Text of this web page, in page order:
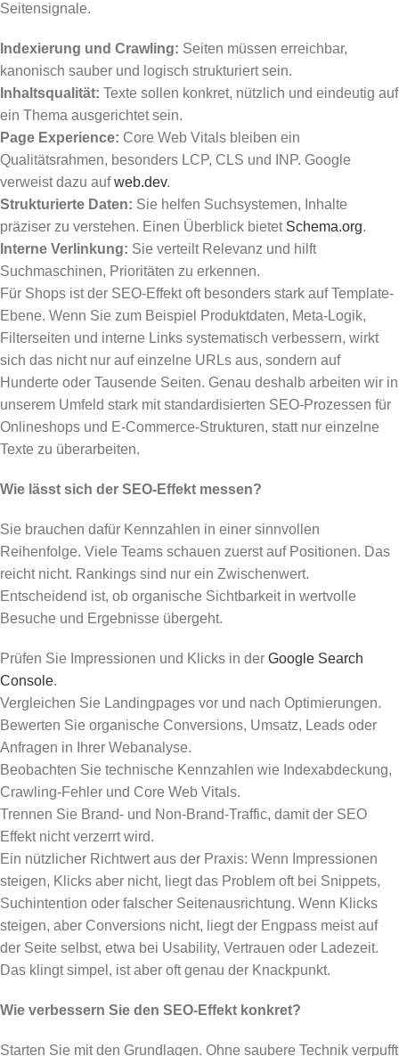
Seitensignale.
Indexierung und Crawling: Seiten müssen erreichbar,
kanonisch sauber und logisch strukturiert sein.
Inhaltsqualität: Texte sollen konkret, nützlich und eindeutig auf
ein Thema ausgerichtet sein.
Page Experience: Core Web Vitals bleiben ein
Qualitätsrahmen, besonders LCP, CLS und INP. Google
verweist dazu aufweb.dev.
Strukturierte Daten: Sie helfen Suchsystemen, Inhalte
präziser zu verstehen. Einen Überblick bietet Schema.org.
Interne Verlinkung: Sie verteilt Relevanz und hilft
Suchmaschinen, Prioritäten zu erkennen.
Für Shops ist der SEO-Effekt oft besonders stark auf Template-
Ebene. Wenn Sie zum Beispiel Produktdaten, Meta-Logik,
Filterseiten und interne Links systematisch verbessern, wirkt
sich das nicht nur auf einzelne URLs aus, sondern auf
Hunderte oder Tausende Seiten. Genau deshalb arbeiten wir in
unserem Umfeld stark mit standardisierten SEO-Prozessen für
Onlineshops und E-Commerce-Strukturen, statt nur einzelne
Texte zu überarbeiten.
Wie lässt sich der SEO-Effekt messen?
Sie brauchen dafür Kennzahlen in einer sinnvollen
Reihenfolge. Viele Teams schauen zuerst auf Positionen. Das
reicht nicht. Rankings sind nur ein Zwischenwert.
Entscheidend ist, ob organische Sichtbarkeit in wertvolle
Besuche und Ergebnisse übergeht.
Prüfen Sie Impressionen und Klicks in der Google Search
Console.
Vergleichen Sie Landingpages vor und nach Optimierungen.
Bewerten Sie organische Conversions, Umsatz, Leads oder
Anfragen in Ihrer Webanalyse.
Beobachten Sie technische Kennzahlen wie Indexabdeckung,
Crawling-Fehler und Core Web Vitals.
Trennen Sie Brand- und Non-Brand-Traffic, damit der SEO
Effekt nicht verzerrt wird.
Ein nützlicher Richtwert aus der Praxis: Wenn Impressionen
steigen, Klicks aber nicht, liegt das Problem oft bei Snippets,
Suchintention oder falscher Seitenausrichtung. Wenn Klicks
steigen, aber Conversions nicht, liegt der Engpass meist auf
der Seite selbst, etwa bei Usability, Vertrauen oder Ladezeit.
Das klingt simpel, ist aber oft genau der Knackpunkt.
Wie verbessern Sie den SEO-Effekt konkret?
Starten Sie mit den Grundlagen. Ohne saubere Technik verpufft